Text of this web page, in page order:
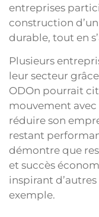
entreprises
construction
durable, tout en
Plusieurs
leur secteur
ODOn pourrait
mouvement
réduire son
restant
démontre que
et succès
inspirant
exemple.